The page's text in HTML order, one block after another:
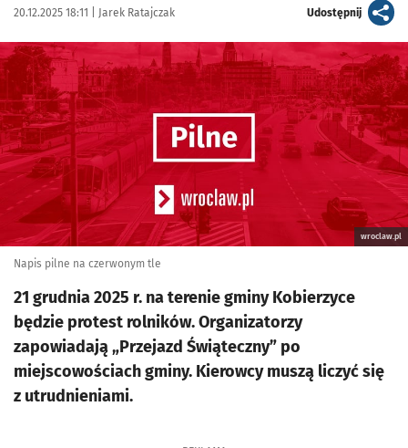
Data publikacji:
20.12.2025 18:11 | Autor:
Jarek Ratajczak Udostępnijartykuł
Kliknij, aby powiększyć
wroclaw.pl
Napis pilne na czerwonym tle
21 grudnia 2025 r. na terenie gminy Kobierzyce
będzie protest rolników. Organizatorzy
zapowiadają „Przejazd Świąteczny” po
miejscowościach gminy. Kierowcy muszą liczyć się
z utrudnieniami.